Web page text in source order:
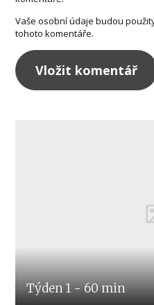
Vaše osobní údaje budou
tohoto komentáře.
Týden 1 - 60 min